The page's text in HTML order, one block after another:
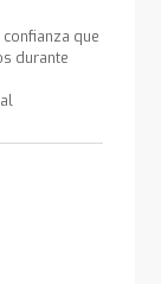
confianza que
durante